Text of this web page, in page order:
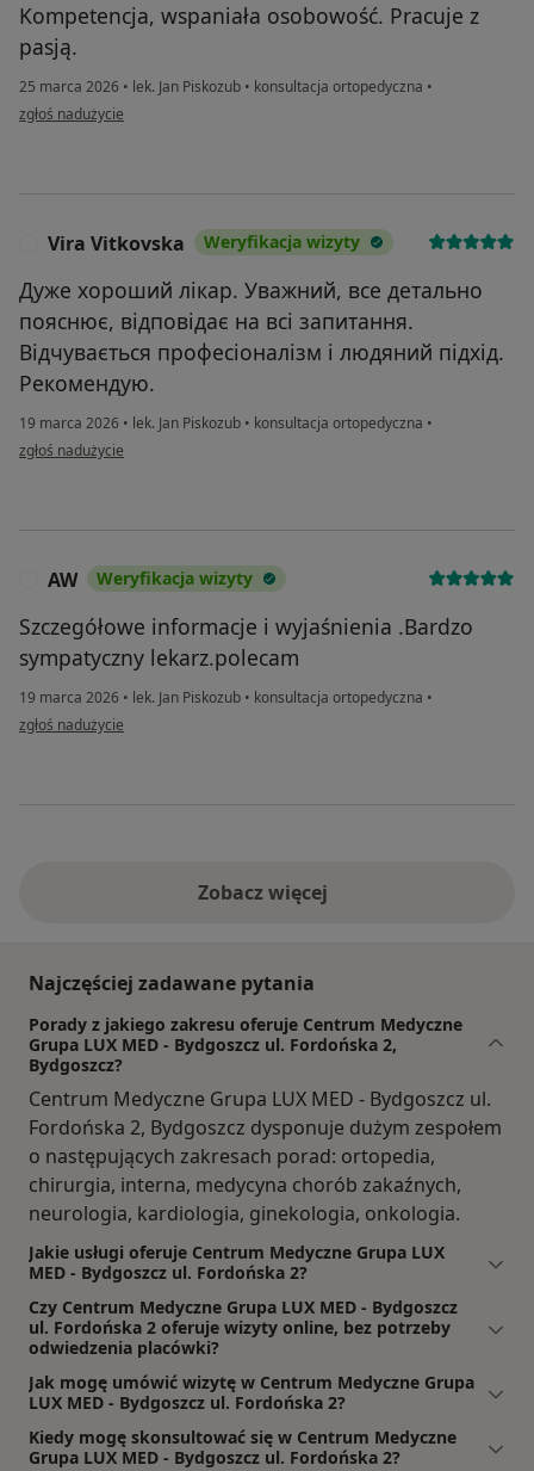
Kompetencja, wspaniała osobowość. Pracuje z
pasją.
25 marca 2026 • lek. Jan Piskozub • konsultacja ortopedyczna •
w opinii użytkownika Renata
zgłoś nadużycie
Vira Vitkovska Weryfikacja wizyty
Дуже хороший лікар. Уважний, все детально
пояснює, відповідає на всі запитання.
Відчувається професіоналізм і людяний підхід.
Рекомендую.
19 marca 2026 • lek. Jan Piskozub • konsultacja ortopedyczna •
w opinii użytkownika Vira Vitkovska
zgłoś nadużycie
AW Weryfikacja wizyty
Szczegółowe informacje i wyjaśnienia .Bardzo
sympatyczny lekarz.polecam
19 marca 2026 • lek. Jan Piskozub • konsultacja ortopedyczna •
w opinii użytkownika AW
zgłoś nadużycie
Zobacz więcej
Najczęściej zadawane pytania
Porady z jakiego zakresu oferuje Centrum Medyczne
Grupa LUX MED - Bydgoszcz ul. Fordońska 2,
Bydgoszcz?
Centrum Medyczne Grupa LUX MED - Bydgoszcz ul.
Fordońska 2, Bydgoszcz dysponuje dużym zespołem
o następujących zakresach porad: ortopedia,
chirurgia, interna, medycyna chorób zakaźnych,
neurologia, kardiologia, ginekologia, onkologia.
Jakie usługi oferuje Centrum Medyczne Grupa LUX
MED - Bydgoszcz ul. Fordońska 2?
Czy Centrum Medyczne Grupa LUX MED - Bydgoszcz
ul. Fordońska 2 oferuje wizyty online, bez potrzeby
odwiedzenia placówki?
Jak mogę umówić wizytę w Centrum Medyczne Grupa
LUX MED - Bydgoszcz ul. Fordońska 2?
Kiedy mogę skonsultować się w Centrum Medyczne
Grupa LUX MED - Bydgoszcz ul. Fordońska 2?